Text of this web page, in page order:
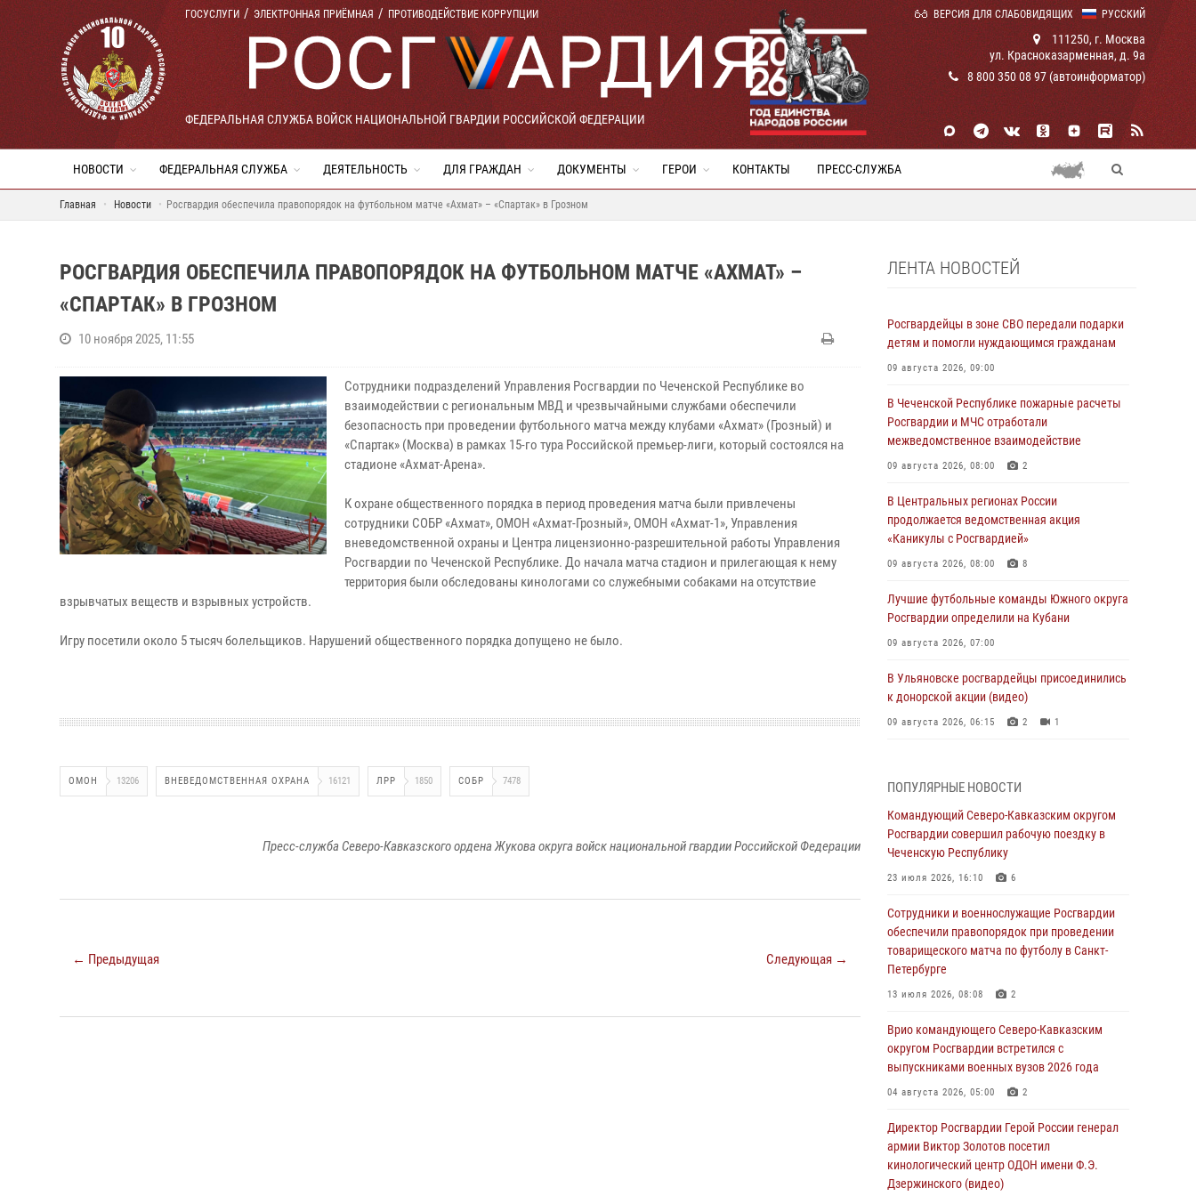
РУССКИЙ
ГОСУСЛУГИ ЭЛЕКТРОННАЯ ПРИЁМНАЯ ПРОТИВОДЕЙСТВИЕ КОРРУПЦИИ ВЕРСИЯ ДЛЯ СЛАБОВИДЯЩИХ
ФЕДЕРАЛЬНАЯ СЛУЖБА ВОЙСК НАЦИОНАЛЬНОЙ ГВАРДИИ РОССИЙСКОЙ ФЕДЕРАЦИИ
111250, г. Москва
ул. Красноказарменная, д. 9а
8 800 350 08 97 (автоинформатор)
НОВОСТИ ФЕДЕРАЛЬНАЯ СЛУЖБА ДЕЯТЕЛЬНОСТЬ ДЛЯ ГРАЖДАН ДОКУМЕНТЫ ГЕРОИ КОНТАКТЫ ПРЕСС-СЛУЖБА
Главная Новости Росгвардия обеспечила правопорядок на футбольном матче «Ахмат» – «Спартак» в Грозном
РОСГВАРДИЯ ОБЕСПЕЧИЛА ПРАВОПОРЯДОК НА ФУТБОЛЬНОМ МАТЧЕ «АХМАТ» –
«СПАРТАК» В ГРОЗНОМ
10 ноября 2025, 11:55
Сотрудники подразделений Управления Росгвардии по Чеченской Республике во
взаимодействии с региональным МВД и чрезвычайными службами обеспечили
безопасность при проведении футбольного матча между клубами «Ахмат» (Грозный) и
«Спартак» (Москва) в рамках 15-го тура Российской премьер-лиги, который состоялся на
стадионе «Ахмат-Арена».
К охране общественного порядка в период проведения матча были привлечены
сотрудники СОБР «Ахмат», ОМОН «Ахмат-Грозный», ОМОН «Ахмат-1», Управления
вневедомственной охраны и Центра лицензионно-разрешительной работы Управления
Росгвардии по Чеченской Республике. До начала матча стадион и прилегающая к нему
территория были обследованы кинологами со служебными собаками на отсутствие
взрывчатых веществ и взрывных устройств.
Игру посетили около 5 тысяч болельщиков. Нарушений общественного порядка допущено не было.
ОМОН 13206 ВНЕВЕДОМСТВЕННАЯ ОХРАНА 16121 ЛРР 1850 СОБР 7478
Пресс-служба Северо-Кавказского ордена Жукова округа войск национальной гвардии Российской Федерации
← Предыдущая Следующая →
ЛЕНТА НОВОСТЕЙ
Росгвардейцы в зоне СВО передали подарки
детям и помогли нуждающимся гражданам
09 августа 2026, 09:00
В Чеченской Республике пожарные расчеты
Росгвардии и МЧС отработали
межведомственное взаимодействие
09 августа 2026, 08:00 2
В Центральных регионах России
продолжается ведомственная акция
«Каникулы с Росгвардией»
09 августа 2026, 08:00 8
Лучшие футбольные команды Южного округа
Росгвардии определили на Кубани
09 августа 2026, 07:00
В Ульяновске росгвардейцы присоединились
к донорской акции (видео)
09 августа 2026, 06:15 2 1
Росгвардейцы провели занятие по
стрелковой подготовке для воспитанников
Центра детского, юношеского туризма и
Республики
09 августа 2026, 05:00
Всероссийская ведомственная акции
«Каникулы с Росгвардией проходит в Сибири
Росгвардейцы провели патриотическое
занятие для детей на Поклонной горе в
Москве (видео)
В ЛНР росгвардейцы провели тренировку по
единоборствам для юных воспитанников
спортивной школы
ПОПУЛЯРНЫЕ НОВОСТИ
Командующий Северо-Кавказским округом
Росгвардии совершил рабочую поездку в
Чеченскую Республику
23 июля 2026, 16:10 6
Сотрудники и военнослужащие Росгвардии
обеспечили правопорядок при проведении
товарищеского матча по футболу в Санкт-
Петербурге
13 июля 2026, 08:08 2
Врио командующего Северо-Кавказским
округом Росгвардии встретился с
выпускниками военных вузов 2026 года
04 августа 2026, 05:00 2
Директор Росгвардии Герой России генерал
армии Виктор Золотов посетил
кинологический центр ОДОН имени Ф.Э.
Дзержинского (видео)